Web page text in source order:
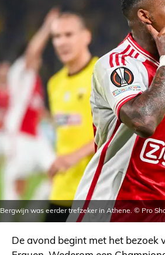
Bergwijn was eerder trefzeker in Athene. © Pro
De avond begint met het bezoek